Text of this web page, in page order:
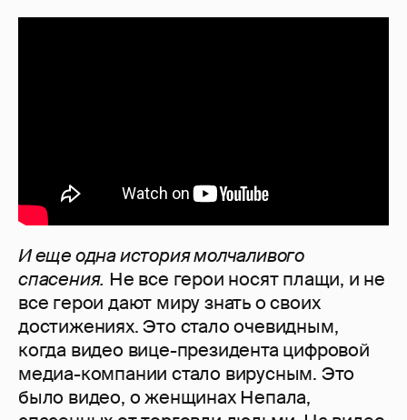
И еще одна история молчаливого
спасения. Не все герои носят плащи, и не
все герои дают миру знать о своих
достижениях. Это стало очевидным,
когда видео вице-президента цифровой
медиа-компании стало вирусным. Это
было видео, о женщинах Непала,